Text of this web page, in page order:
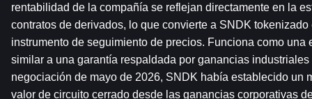
rentabilidad de la compañía se reflejan directamente en la
contratos de derivados, lo que convierte a SNDK
instrumento de seguimiento de precios. Funciona como una
similar a una garantía respaldada por ganancias
negociación de mayo de 2026, SNDK había establecido un
valor de circuito cerrado desde las ganancias corporativas